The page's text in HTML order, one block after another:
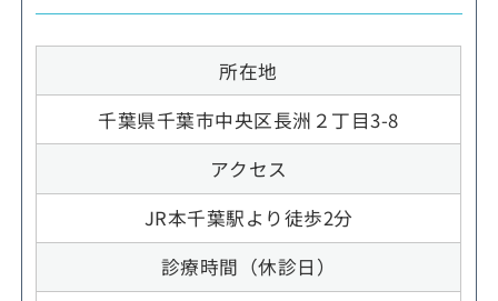
所在地
千葉県千葉市中央区長洲２丁目3-8
アクセス
JR本千葉駅より徒歩2分
診療時間（休診日）